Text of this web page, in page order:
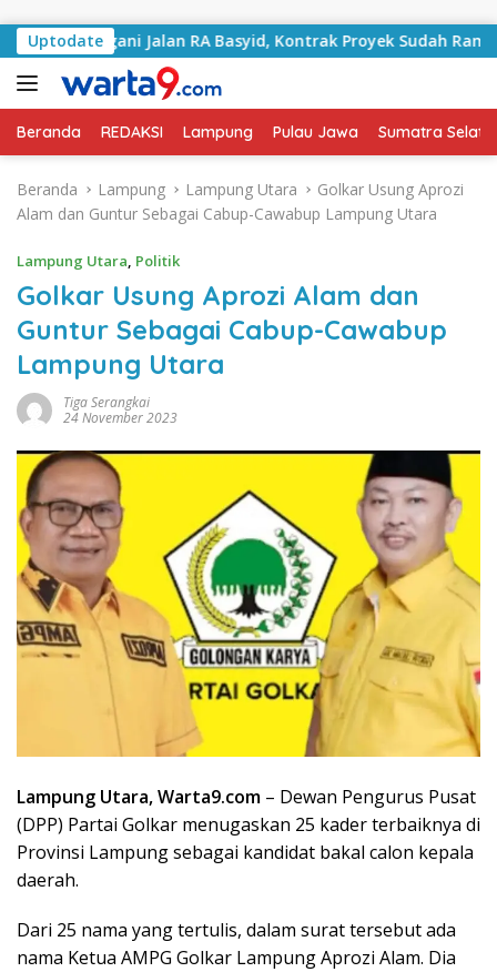
UptodateJalan RA Basyid, Kontrak Proyek Sudah Rampung
Beranda REDAKSI Lampung Pulau Jawa Sumatra
Beranda Lampung Lampung Utara
Golkar Usung Aprozi
Alam dan Guntur Sebagai Cabup-Cawabup Lampung Utara
Lampung Utara, Politik
Golkar Usung Aprozi Alam dan
Guntur Sebagai Cabup-Cawabup
Lampung Utara
Tiga Serangkai
24 November 2023
Lampung Utara, Warta9.com – Dewan Pengurus Pusat
(DPP) Partai Golkar menugaskan 25 kader terbaiknya di
Provinsi Lampung sebagai kandidat bakal calon kepala
daerah.
Dari 25 nama yang tertulis, dalam surat tersebut ada
nama Ketua AMPG Golkar Lampung Aprozi Alam. Dia